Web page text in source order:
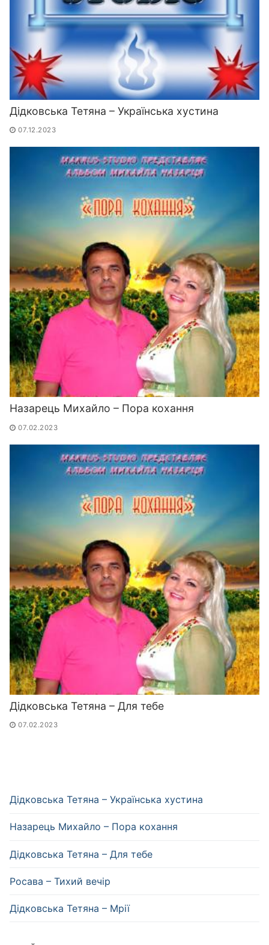
Дідковська Тетяна – Українська хустина
07.12.2023
Назарець Михайло – Пора кохання
07.02.2023
Дідковська Тетяна – Для тебе
07.02.2023
Дідковська Тетяна – Українська хустина
Назарець Михайло – Пора кохання
Дідковська Тетяна – Для тебе
Росава – Тихий вечір
Дідковська Тетяна – Мрії